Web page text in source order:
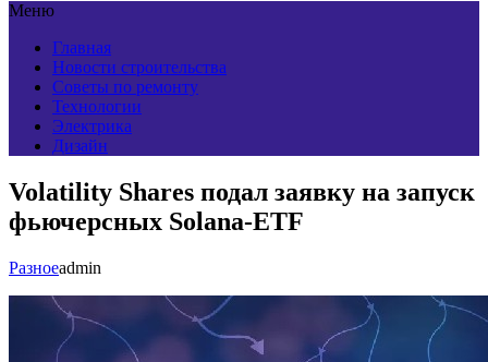
Меню
Главная
Новости строительства
Советы по ремонту
Технологии
Электрика
Дизайн
Volatility Shares подал заявку на запуск
фьючерсных Solana-ETF
Разноеadmin